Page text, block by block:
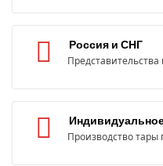
Россия и СНГ
Производство тары